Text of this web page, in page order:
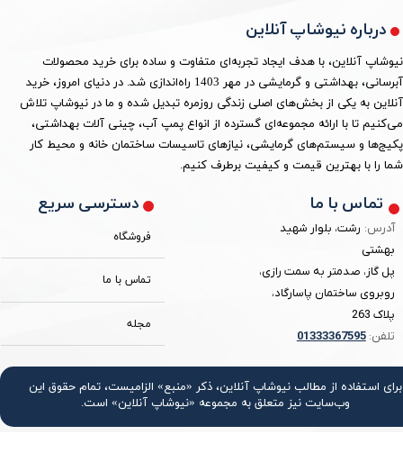
برای استفاده از مطالب نیوشاپ آنلاین، ذکر «منبع» الزامیست، تمام حقوق اين
وب‌سايت نیز متعلق به مجموعه «نیوشاپ آنلاین» است.
درباره نیوشاپ آنلاین
نیوشاپ آنلاین، با هدف ایجاد تجربه‌ای متفاوت و ساده برای خرید محصولات
آبرسانی، بهداشتی و گرمایشی در مهر 1403 راه‌اندازی شد. در دنیای امروز، خرید
آنلاین به یکی از بخش‌های اصلی زندگی روزمره تبدیل شده و ما در نیوشاپ تلاش
می‌کنیم تا با ارائه مجموعه‌ای گسترده از انواع پمپ آب، چینی آلات بهداشتی،
پکیج‌ها و سیستم‌های گرمایشی، نیازهای تاسیسات ساختمان خانه و محیط کار
شما را با بهترین قیمت و کیفیت برطرف کنیم.
دسترسی سریع
فروشگاه
تماس با ما
مجله
تماس با ما
آدرس: رشت، بلوار شهید
بهشتی
پل گاز، صدمتر به سمت رازی،
روبروی ساختمان پاسارگاد،
پلاک 263
تلفن:
01333367595